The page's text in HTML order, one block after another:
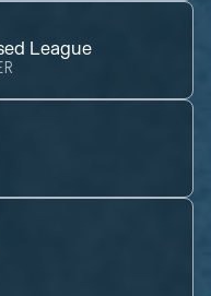
League